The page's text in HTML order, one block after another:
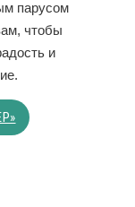
парусом
чтобы
и